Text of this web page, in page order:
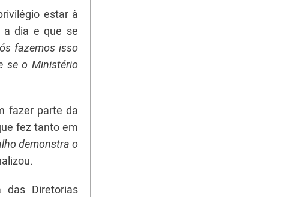
estar à
a dia e que se
fazemos isso
se o Ministério
fazer parte da
fez tanto em
demonstra o
Diretorias